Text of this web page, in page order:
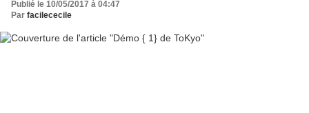
Publié le 10/05/2017 à 04:47
Par facilececile